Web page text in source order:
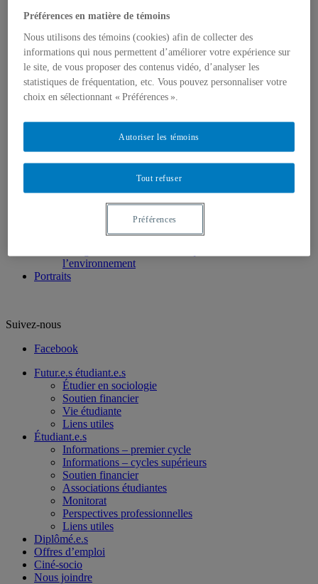
Professeur.e.s associé.e.s
Professeur.e.s émérites
Professeur.e.s retraité.e.s
Chargé.e.s de cours
Programmes
1er cycle
2e cycle
Recherche
Laboratoire de méthodologie de recherche en
Unités de recherche
Mémoires et thèses
La revue Sessions sociologiques
Cahiers SOCIÉTÉ
l’environnement
Portraits
Suivez-nous
Facebook
Futur.e.s étudiant.e.s
Étudier en sociologie
Soutien financier
Vie étudiante
Liens utiles
Étudiant.e.s
Informations – premier cycle
Informations – cycles supérieurs
Soutien financier
Associations étudiantes
Monitorat
Perspectives professionnelles
Liens utiles
Diplômé.e.s
Offres d’emploi
Ciné-socio
Nous joindre
Préférences en matière de témoins
Nous utilisons des témoins (cookies) afin de collecter des
informations qui nous permettent d’améliorer votre expérience sur
le site, de vous proposer des contenus vidéo, d’analyser les
statistiques de fréquentation, etc. Vous pouvez personnaliser votre
choix en sélectionnant « Préférences ».
Tout refuser
Autoriser les témoins
Préférences